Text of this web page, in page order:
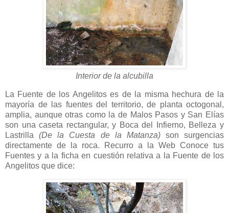
Interior de la alcubilla
La Fuente de los Angelitos es de la misma hechura de la
mayoría de las fuentes del territorio, de planta octogonal,
amplia, aunque otras como la de Malos Pasos y San Elías
son una caseta rectangular, y Boca del Infierno, Belleza y
Lastrilla(De la Cuesta de la Matanza) son surgencias
directamente de la roca. Recurro a la Web Conoce tus
Fuentes y a la ficha en cuestión relativa a la Fuente de los
Angelitos que dice: